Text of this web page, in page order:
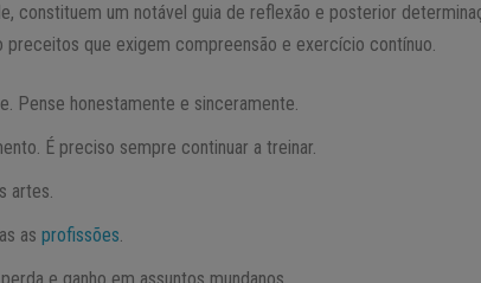
constituem um notável guia de reflexão e posterior
preceitos que exigem compreensão e exercício contínuo.
Pense honestamente e sinceramente.
É preciso sempre continuar a treinar.
artes.
asprofissões.